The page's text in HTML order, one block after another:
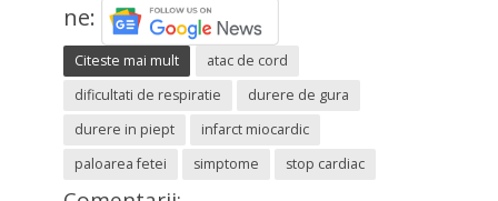
ne:
Citeste mai mult
atac de cord
dificultati de respiratie
durere de gura
durere in piept
infarct miocardic
paloarea fetei
simptome stop cardiac